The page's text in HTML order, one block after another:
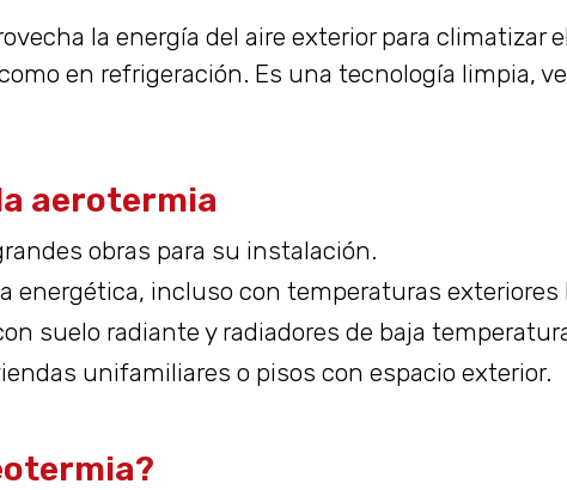
la energía del aire exterior para
en refrigeración. Es una tecnología limpia,
aerotermia
obras para su instalación.
energética, incluso con temperaturas exteriores
suelo radiante y radiadores de baja
unifamiliares o pisos con espacio exterior.